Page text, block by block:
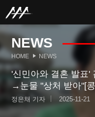
NEWS
HOME NEWS
'신민아와 결혼 발표'
→눈물 "상처 받아"[
정은채 기자 2025-11-21